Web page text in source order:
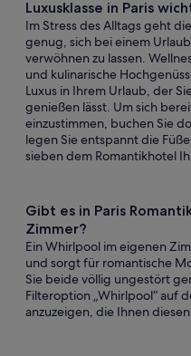
Luxusklasse in Paris
Im Stress des Alltags geht
genug, sich bei einem
verwöhnen zu lassen.
und kulinarische
Luxus in Ihrem Urlaub, der
genießen lässt. Um sich
einzustimmen, buchen Sie
legen Sie entspannt die
sieben dem Romantikhotel
Gibt es in Paris
Zimmer?
Ein Whirlpool im eigenen
und sorgt für romantische
Sie beide völlig ungestört
Filteroption „Whirlpool“ auf
anzuzeigen, die Ihnen